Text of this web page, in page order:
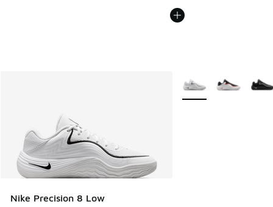
Nike Precision 8 Low
Plus de couleurs